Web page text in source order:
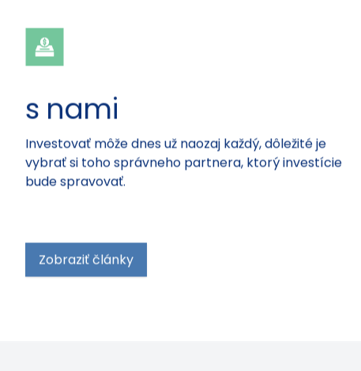
s nami
Investovať môže dnes už naozaj každý, dôležité je
vybrať si toho správneho partnera, ktorý investície
bude spravovať.
Zobraziť články